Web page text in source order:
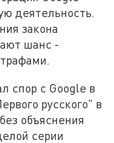
деятельность.
закона
шанс -
спор с Google в
русского" в
без объяснения
серии